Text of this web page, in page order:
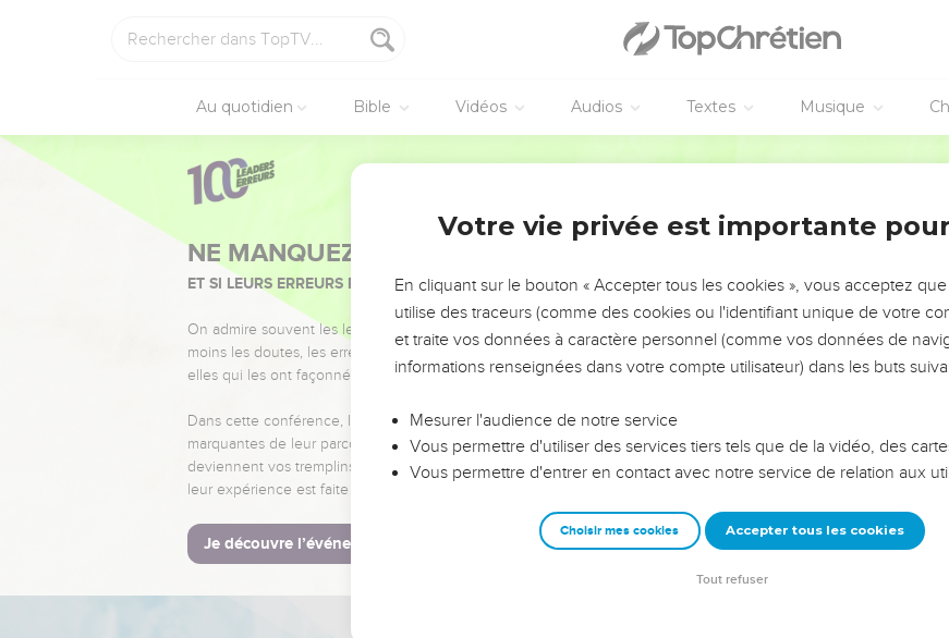
Au quotidien Bible Vidéos Audios Textes Musique
NE MANQUEZ PAS L’ÉVÉNEMENT DE L’ANNÉE !
ET SI LEURS ERREURS POUVAIENT VOUS ÉVITER LES VOTRES ?
On admire souvent les leaders pour leurs réussites, leur impact, leur foi ou leur vision. Mais on voit
moins les doutes, les erreurs et les saisons difficiles qu'ils ont traversés, alors même que ce sont
elles qui les ont façonnés.
Dans cette conférence, leaders, entrepreneurs, et responsables reviennent sur les erreurs
marquantes de leur parcours et les clés pour avancer avec plus de sagesse afin que leurs erreurs
deviennent vos tremplins. Que vous guidiez un ministère, une équipe, un groupe ou une famille,
leur expérience est faite pour vous.
Je découvre l’événement
Votre vie privée est importante
En cliquant sur le bouton « Accepter tous les cookies », vous acceptez
utilise des traceurs (comme des cookies ou l'identifiant unique de votre
et traite vos données à caractère personnel (comme vos données de
informations renseignées dans votre compte utilisateur) dans les buts
Mesurer l'audience de notre service
Vous permettre d'utiliser des services tiers tels que de la vidéo, des
Vous permettre d'entrer en contact avec notre service de relation aux
Choisir mes cookies Accepter tous les cookies
Tout refuser